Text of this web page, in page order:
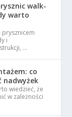
walk-
warto
i
…
co
nadwyżek
wiedzieć, że
w zależności